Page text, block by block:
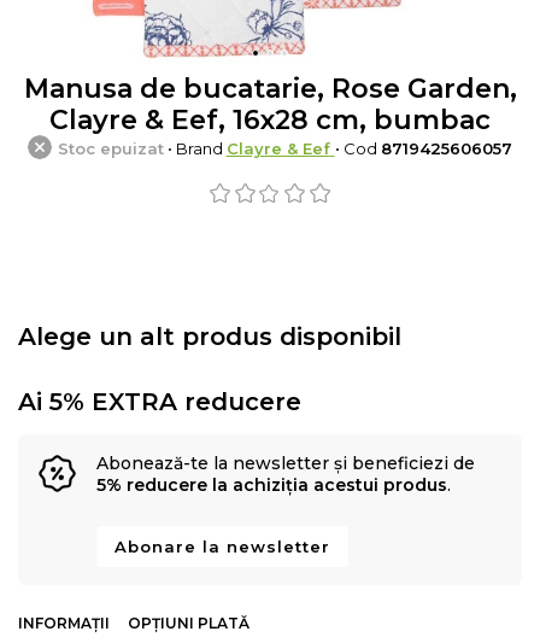
Manusa de bucatarie, Rose Garden,
Clayre & Eef, 16x28 cm, bumbac
Stoc epuizat• Brand Clayre & Eef • Cod 8719425606057
Alege un alt produs disponibil
Ai 5% EXTRA reducere
Abonează-te la newsletter și beneficiezi de
5% reducere la achiziția acestui produs.
Abonare la newsletter
INFORMAȚII OPȚIUNI PLATĂ